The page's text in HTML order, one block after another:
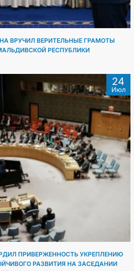
ВРУЧИЛ ВЕРИТЕЛЬНЫЕ ГРАМОТЫ
РЕСПУБЛИКИ
24
Июл
ПРИВЕРЖЕННОСТЬ УКРЕПЛЕНИЮ
РАЗВИТИЯ НА ЗАСЕДАНИИ